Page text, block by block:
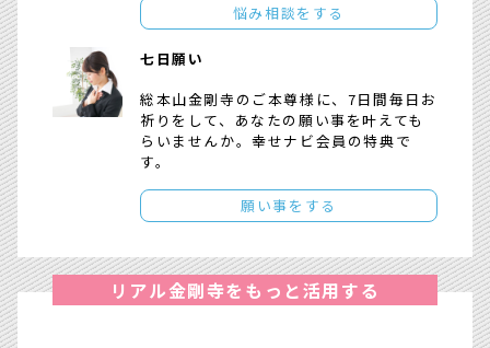
悩み相談をする
七日願い
総本山金剛寺のご本尊様に、7日間毎日お
祈りをして、あなたの願い事を叶えても
らいませんか。幸せナビ会員の特典で
す。
願い事をする
リアル金剛寺をもっと活用する